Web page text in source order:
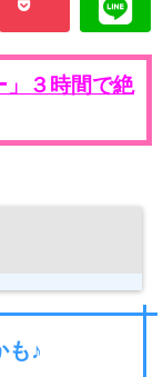
」３時間で絶
も♪